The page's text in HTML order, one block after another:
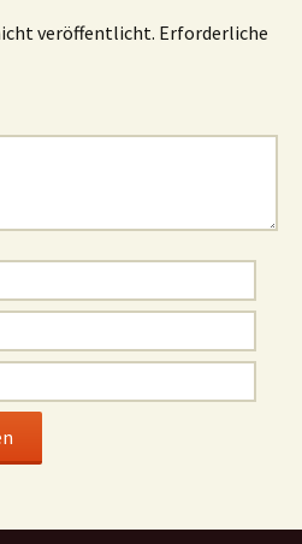
veröffentlicht. Erforderliche